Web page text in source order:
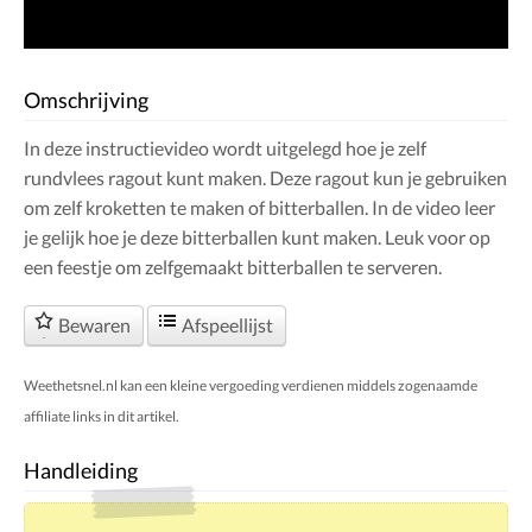
Omschrijving
In deze instructievideo wordt uitgelegd hoe je zelf
rundvlees ragout kunt maken. Deze ragout kun je gebruiken
om zelf kroketten te maken of bitterballen. In de video leer
je gelijk hoe je deze bitterballen kunt maken. Leuk voor op
een feestje om zelfgemaakt bitterballen te serveren.
Bewaren Afspeellijst
Weethetsnel.nl kan een kleine vergoeding verdienen middels zogenaamde
affiliate links in dit artikel.
Handleiding